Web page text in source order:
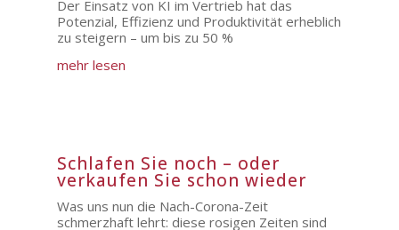
Der Einsatz von KI im Vertrieb hat das
Potenzial, Effizienz und Produktivität erheblich
zu steigern – um bis zu 50 %
mehr lesen
Schlafen Sie noch – oder
verkaufen Sie schon wieder
Was uns nun die Nach-Corona-Zeit
schmerzhaft lehrt: diese rosigen Zeiten sind